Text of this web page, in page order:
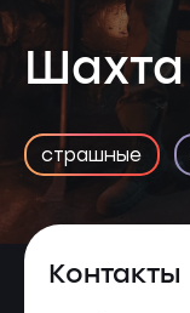
Шахта
страшные
Контакты